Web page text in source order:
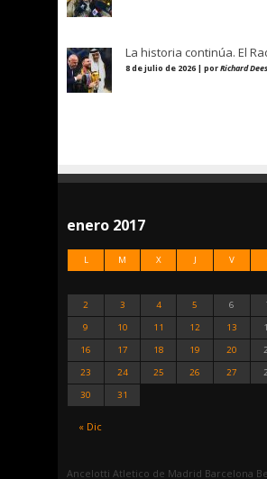
La historia continúa. El
8 de julio de 2026 | porRichard Dees
enero 2017
L M X J V
« Dic
2
3 4 5 6
9
10 11 12 13
16
17 18 19 20
23
24 25 26 27
30
31
Ancelotti Atletico de Madrid Barcelona